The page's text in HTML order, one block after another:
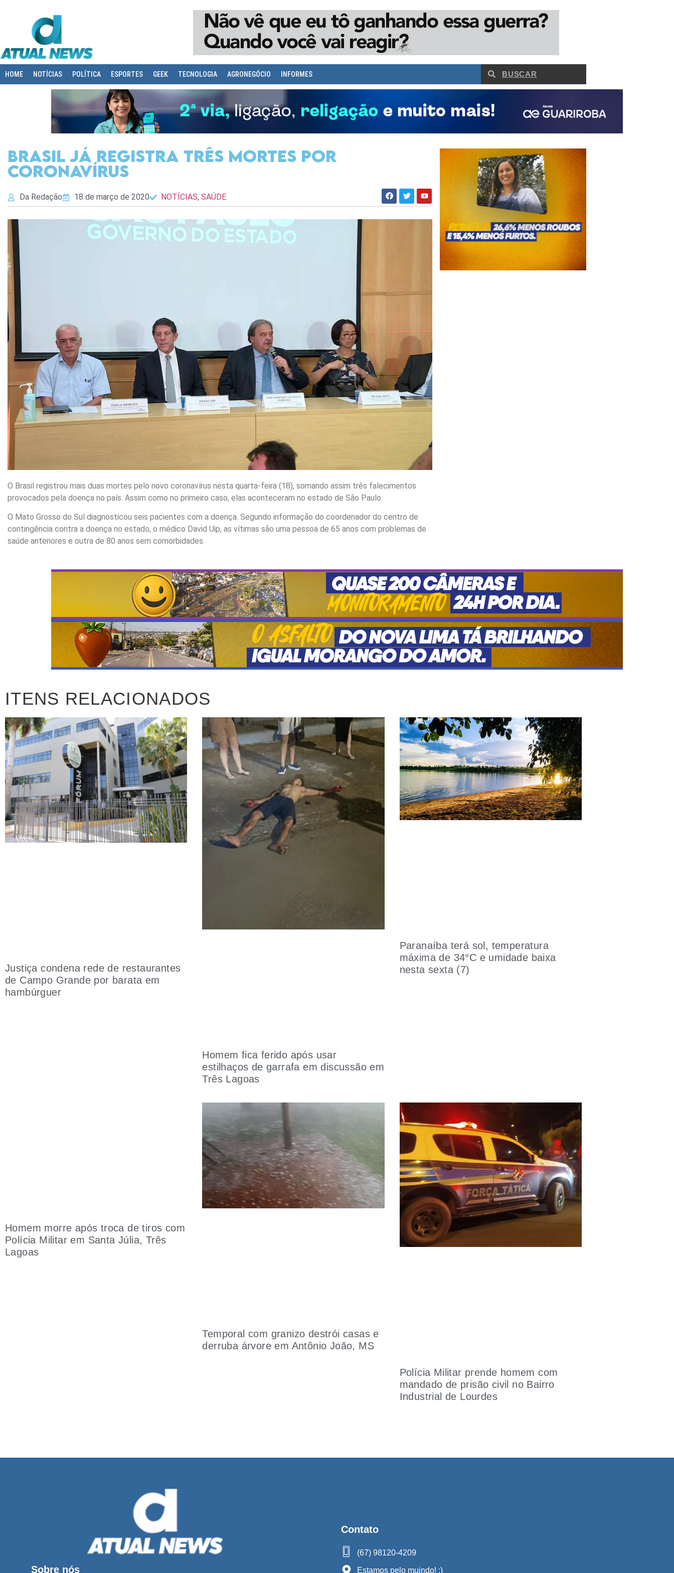
HOME NOTÍCIAS POLÍTICA ESPORTES GEEK TECNOLOGIA AGRONEGÓCIO INFORMES
Brasil já registra três mortes por
coronavírus
Da Redação 18 de março de 2020 NOTÍCIAS,SAÚDE
O Brasil registrou mais duas mortes pelo novo coronavírus nesta quarta-feira (18), somando assim três falecimentos
provocados pela doença no país. Assim como no primeiro caso, elas aconteceram no estado de São Paulo.
O Mato Grosso do Sul diagnosticou seis pacientes com a doença. Segundo informação do coordenador do centro de
contingência contra a doença no estado, o médico David Uip, as vítimas são uma pessoa de 65 anos com problemas de
saúde anteriores e outra de 80 anos sem comorbidades.
ITENS RELACIONADOS
Justiça condena rede de restaurantes
de Campo Grande por barata em
hambúrguer
Homem fica ferido após usar
estilhaços de garrafa em discussão em
Três Lagoas
Paranaíba terá sol, temperatura
máxima de 34°C e umidade baixa
nesta sexta (7)
Homem morre após troca de tiros com
Polícia Militar em Santa Júlia, Três
Lagoas
Temporal com granizo destrói casas e
derruba árvore em Antônio João, MS
Polícia Militar prende homem com
mandado de prisão civil no Bairro
Industrial de Lourdes
Sobre nós
Contato
(67) 98120-4209
Estamos pelo mujndo! :)